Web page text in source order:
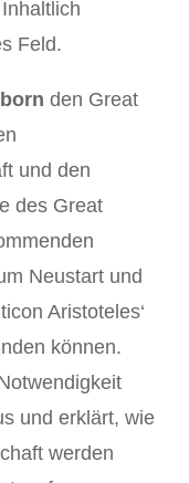
Feld.
den Great
und den
des Great
Neustart und
Aristoteles‘
können.
und erklärt, wie
werden